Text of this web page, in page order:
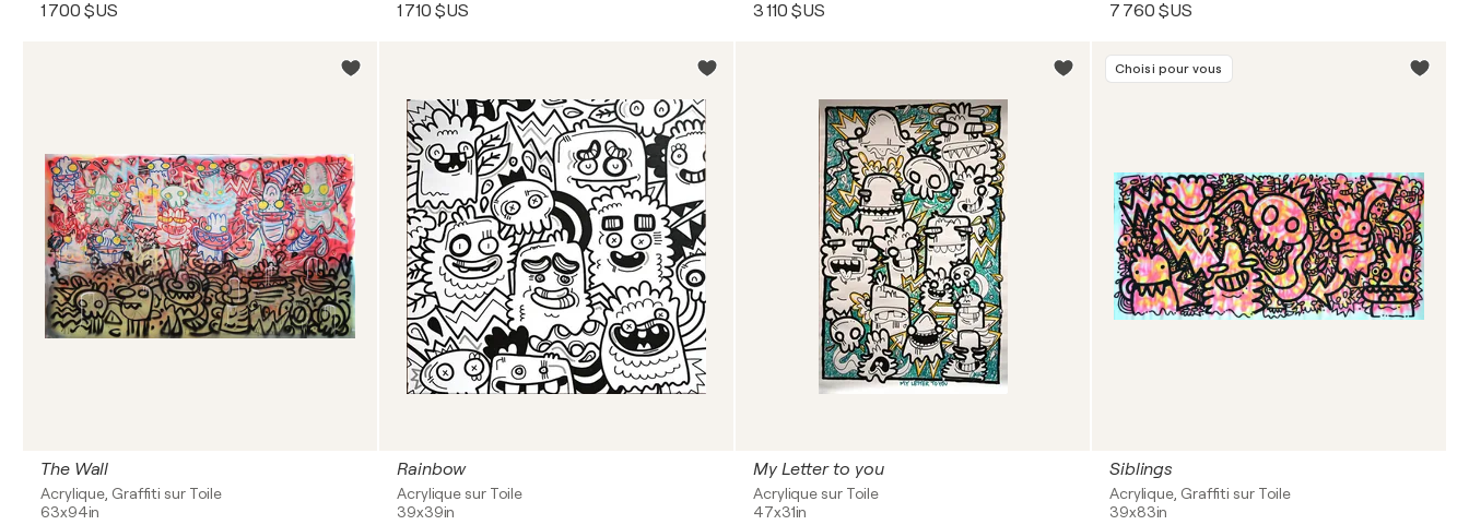
1 700 $US 1 710 $US 3 110 $US 7 760 $US
The Wall
Acrylique, Graffiti sur Toile
63x94in
Rainbow
Acrylique sur Toile
39x39in
My Letter to you
Acrylique sur Toile
47x31in
Choisi pour vous
Siblings
Acrylique, Graffiti sur Toile
39x83in